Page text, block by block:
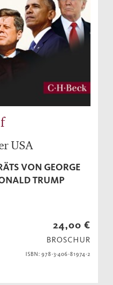
USA
VON GEORGE
TRUMP
24,00 €
BROSCHUR
ISBN: 978-3-406-81974-2